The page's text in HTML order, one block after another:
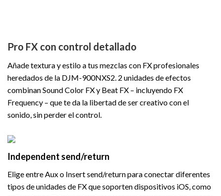
Pro FX con control detallado
Añade textura y estilo a tus mezclas con FX profesionales
heredados de la DJM-900NXS2. 2 unidades de efectos
combinan Sound Color FX y Beat FX – incluyendo FX
Frequency – que te da la libertad de ser creativo con el
sonido, sin perder el control.
Independent send/return
Elige entre Aux o Insert send/return para conectar diferentes
tipos de unidades de FX que soporten dispositivos iOS, como